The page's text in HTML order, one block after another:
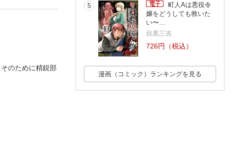
のために精鋭部
5
町人Aは悪役令
嬢をどうしても救いた
い〜…
目黒三吉
726円（税込）
漫画（コミック）ランキングを見る